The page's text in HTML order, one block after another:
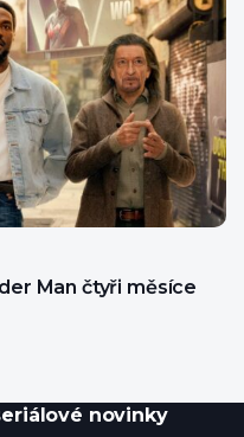
Man čtyři měsíce
novinky